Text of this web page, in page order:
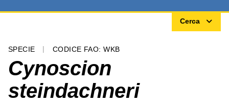
Cerca
SPECIE CODICE FAO: WKB
Cynoscion
steindachneri